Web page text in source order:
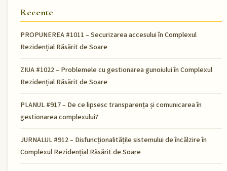
Recente
PROPUNEREA #1011 – Securizarea accesului în Complexul
Rezidențial Răsărit de Soare
ZIUA #1022 – Problemele cu gestionarea gunoiului în Complexul
Rezidențial Răsărit de Soare
PLANUL #917 – De ce lipsesc transparența și comunicarea în
gestionarea complexului?
JURNALUL #912 – Disfuncționalitățile sistemului de încălzire în
Complexul Rezidențial Răsărit de Soare